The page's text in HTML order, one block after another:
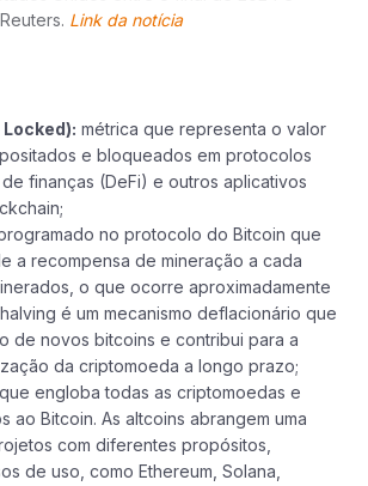
Link da notícia
Locked): métrica que representa o valor
e bloqueados em protocolos
finanças (DeFi) e outros aplicativos
no protocolo do Bitcoin que
a recompensa de mineração a cada
o que ocorre aproximadamente
é um mecanismo deflacionário que
de novos bitcoins e contribui para a
da criptomoeda a longo prazo;
engloba todas as criptomoedas e
ao Bitcoin. As altcoins abrangem uma
com diferentes propósitos,
de uso, como Ethereum, Solana,